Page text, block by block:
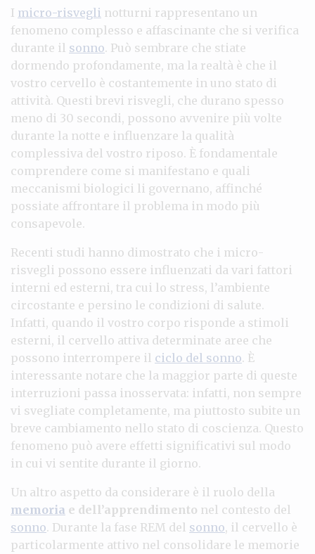
I micro-risvegli notturni rappresentano un
fenomeno complesso e affascinante che si verifica
durante il sonno. Può sembrare che stiate
dormendo profondamente, ma la realtà è che il
vostro cervello è costantemente in uno stato di
attività. Questi brevi risvegli, che durano spesso
meno di 30 secondi, possono avvenire più volte
durante la notte e influenzare la qualità
complessiva del vostro riposo. È fondamentale
comprendere come si manifestano e quali
meccanismi biologici li governano, affinché
possiate affrontare il problema in modo più
consapevole.
Recenti studi hanno dimostrato che i micro-
risvegli possono essere influenzati da vari fattori
interni ed esterni, tra cui lo stress, l’ambiente
circostante e persino le condizioni di salute.
Infatti, quando il vostro corpo risponde a stimoli
esterni, il cervello attiva determinate aree che
possono interrompere il ciclo del sonno. È
interessante notare che la maggior parte di queste
interruzioni passa inosservata: infatti, non sempre
vi svegliate completamente, ma piuttosto subite un
breve cambiamento nello stato di coscienza. Questo
fenomeno può avere effetti significativi sul modo
in cui vi sentite durante il giorno.
Un altro aspetto da considerare è il ruolo della
memoria e dell’apprendimento nel contesto del
sonno. Durante la fase REM del sonno, il cervello è
particolarmente attivo nel consolidare le memorie